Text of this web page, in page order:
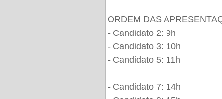
ORDEM DAS
- Candidato 2: 9h
- Candidato 3: 10h
- Candidato 5: 11h
- Candidato 7: 14h